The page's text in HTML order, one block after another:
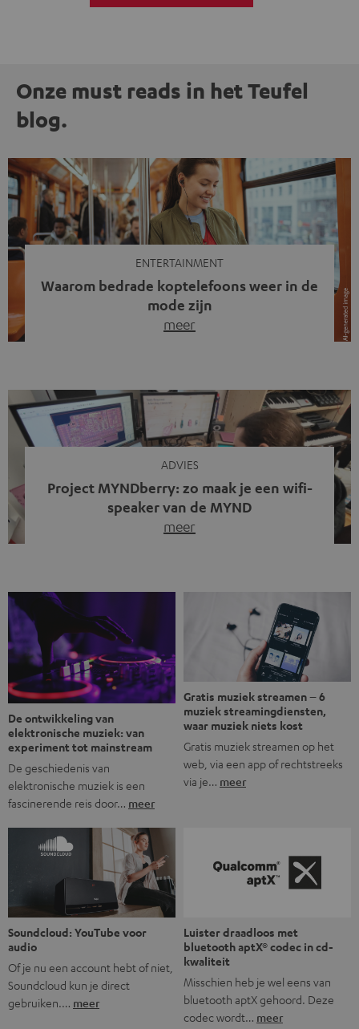
Onze must reads in het Teufel
blog.
ENTERTAINMENT
Waarom bedrade koptelefoons weer in de
mode zijn
meer
tegenwoordig iets opvallends. Op straat, in de trein en
zelfs tijdens videogesprekken dragen steeds meer
mensen weer oordopjes met een kabel. De angst voor
kabels is niet verdwenen. Maar wat op het eerste […]
ADVIES
Project MYNDberry: zo maak je een wifi-
speaker van de MYND
meer
verder ontwikkelt. In vele uren na werktijd heeft het
team samen gewerkt om de MYND uit te breiden met de
mogelijkheid om via wifi te streamen. […]
De ontwikkeling van
elektronische muziek: van
experiment tot mainstream
De geschiedenis van
elektronische muziek is een
fascinerende reis door… meer
Gratis muziek streamen – 6
muziek streamingdiensten,
waar muziek niets kost
Gratis muziek streamen op het
web, via een app of rechtstreeks
via je… meer
Soundcloud: YouTube voor
audio
Of je nu een account hebt of niet,
Soundcloud kun je direct
gebruiken.… meer
Luister draadloos met
bluetooth aptX® codec in cd-
kwaliteit
Misschien heb je wel eens van
bluetooth aptX gehoord. Deze
codec wordt… meer